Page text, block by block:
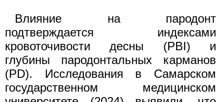
Влияние на пародонт
подтверждается индексами
кровоточивости десны (PBI) и
глубины пародонтальных карманов
(PD). Исследования в Самарском
государственном медицинском